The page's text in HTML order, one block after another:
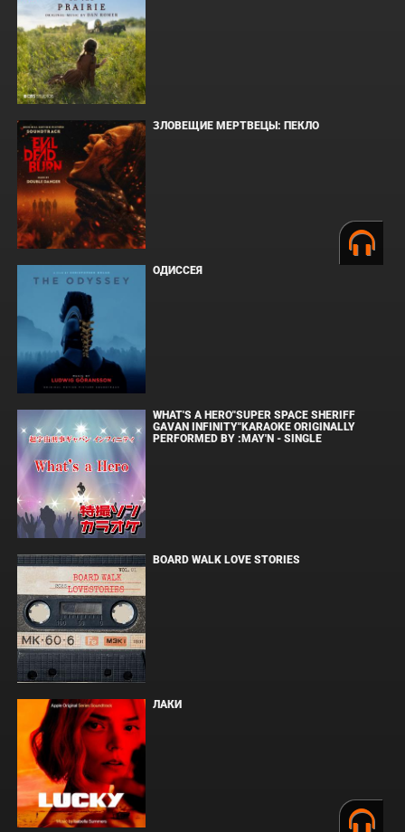
ЗЛОВЕЩИЕ МЕРТВЕЦЫ: ПЕКЛО
ОДИССЕЯ
WHAT'S A HERO"SUPER SPACE SHERIFF
GAVAN INFINITY"KARAOKE ORIGINALLY
PERFORMED BY :MAY'N - SINGLE
BOARD WALK LOVE STORIES
ЛАКИ